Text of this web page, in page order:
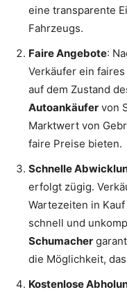
eine transparente
Fahrzeugs.
Faire Angebote:
Verkäufer ein
auf dem Zustand
Autoankäufer von
Marktwert von
faire Preise bieten.
Schnelle
erfolgt zügig.
Wartezeiten in
schnell und
Schumacher
die Möglichkeit,
Kostenlose